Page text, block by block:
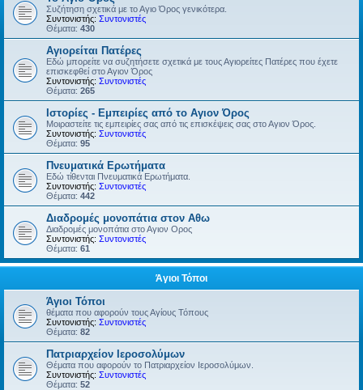
Συζήτηση σχετικά με το Αγιο Όρος γενικότερα.
Συντονιστής: Συντονιστές
Θέματα: 430
Αγιορείται Πατέρες
Εδώ μπορείτε να συζητήσετε σχετικά με τους Αγιορείτες Πατέρες που έχετε
επισκεφθεί στο Αγιον Όρος
Συντονιστής: Συντονιστές
Θέματα: 265
Ιστορίες - Εμπειρίες από το Αγιον Όρος
Μοιραστείτε τις εμπειρίες σας από τις επισκέψεις σας στο Αγιον Όρος.
Συντονιστής: Συντονιστές
Θέματα: 95
Πνευματικά Ερωτήματα
Εδώ τίθενται Πνευματικά Ερωτήματα.
Συντονιστής: Συντονιστές
Θέματα: 442
Διαδρομές μονοπάτια στον Αθω
Διαδρομές μονοπάτια στο Αγιον Ορος
Συντονιστής: Συντονιστές
Θέματα: 61
Άγιοι Τόποι
Άγιοι Τόποι
θέματα που αφορούν τους Αγίους Τόπους
Συντονιστής: Συντονιστές
Θέματα: 82
Πατριαρχείον Ιεροσολύμων
Θέματα που αφορούν το Πατριαρχείον Ιεροσολύμων.
Συντονιστής: Συντονιστές
Θέματα: 52